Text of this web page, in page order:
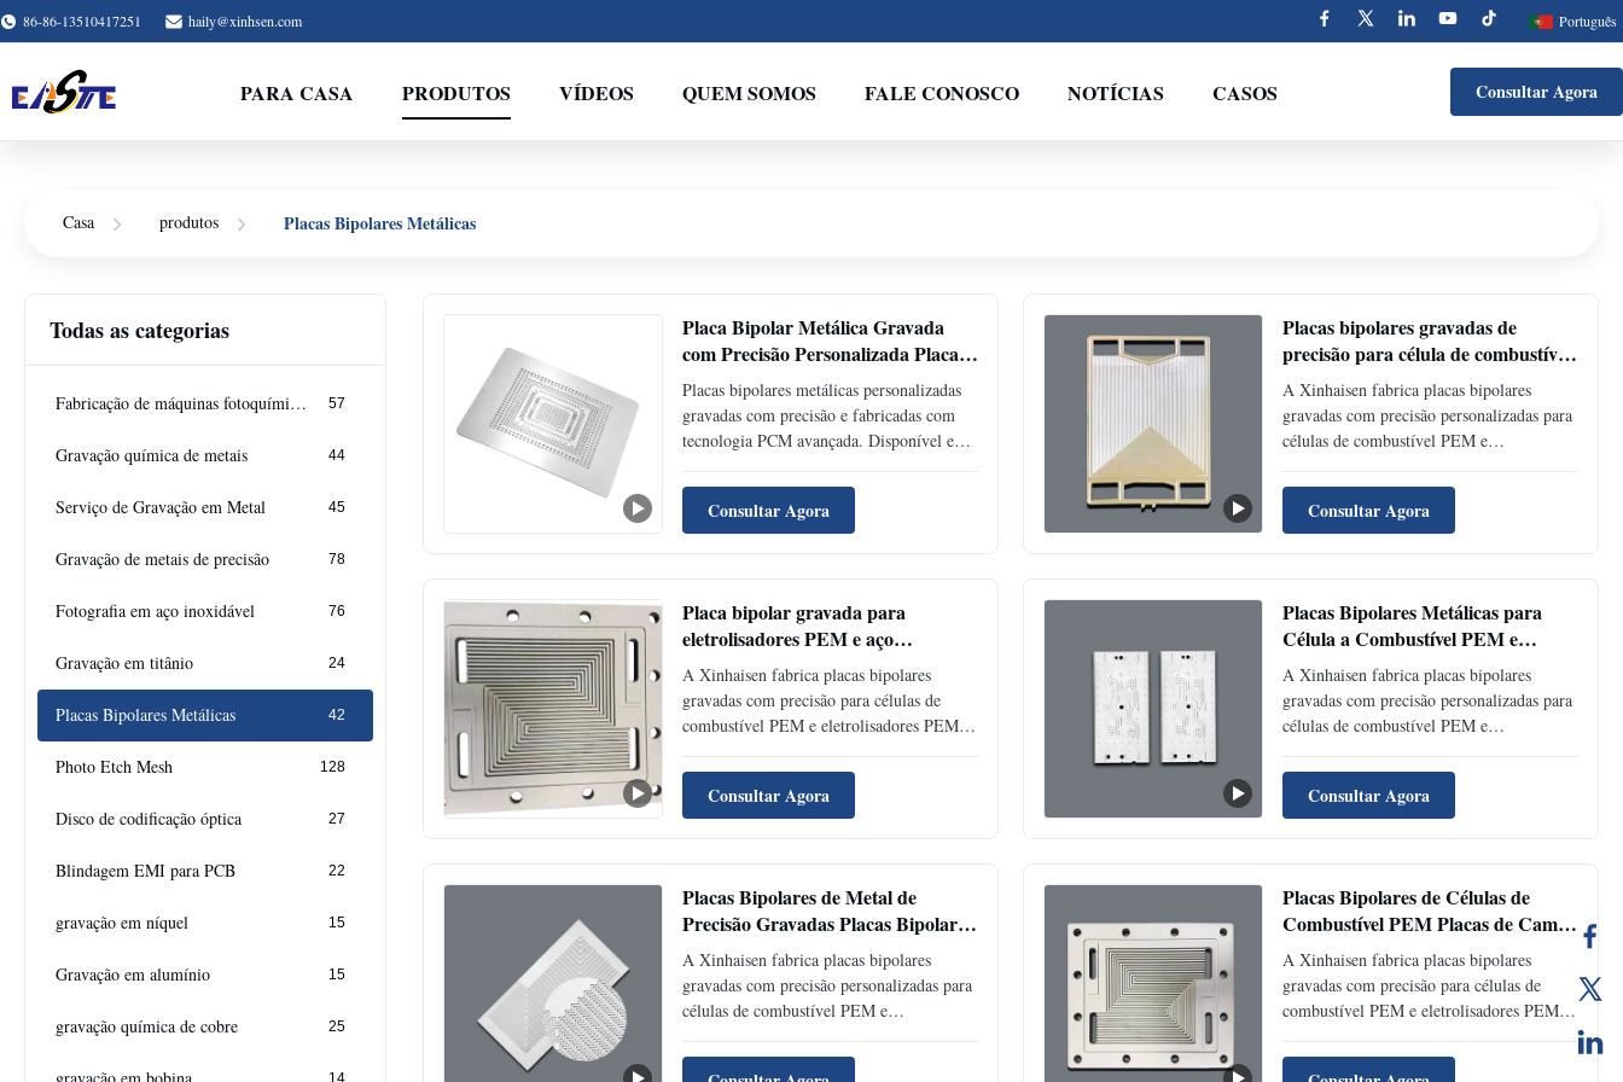
86-86-13510417251 haily@xinhsen.com Português
PARA CASA PRODUTOS VÍDEOS QUEM SOMOS FALE CONOSCO NOTÍCIAS CASOS Consultar Agora
Casa produtos Placas Bipolares Metálicas
Todas as categorias
Fabricação de máquinas fotoquímicas 57
Gravação química de metais 44
Serviço de Gravação em Metal 45
Gravação de metais de precisão 78
Fotografia em aço inoxidável 76
Gravação em titânio 24
Placas Bipolares Metálicas 42
Photo Etch Mesh 128
Disco de codificação óptica 27
Blindagem EMI para PCB 22
gravação em níquel 15
Gravação em alumínio 15
gravação química de cobre 25
14
Placa Bipolar Metálica Gravada
com Precisão Personalizada Placa
de Campo de Fluxo de Titânio 316L
para Pilha de Eletrólise de Célula a
Combustível PEM
Placas bipolares metálicas personalizadas
gravadas com precisão e fabricadas com
tecnologia PCM avançada. Disponível em
níquel com padrões complexos de campo
de fluxo. Superfície sem rebarbas e sem
tensões com tolerância de ±0,01 mm.
Consultar Agora
Placas bipolares gravadas de
precisão para célula de combustível
de hidrogénio e eletrolisador
A Xinhaisen fabrica placas bipolares
gravadas com precisão personalizadas para
células de combustível PEM e
placas bipolares de aço inoxidável, titânio
e níquel com padrões de campo de fluxo
fino, alta precisão dimensional e bordas
Consultar Agora
Placa bipolar gravada para
eletrolisadores PEM e aço
inoxidável de célula de combustível
A Xinhaisen fabrica placas bipolares
gravadas com precisão para células de
combustível PEM e eletrolisadores PEM.
materiais de aço inoxidável e titânio,
tolerâncias rígidas, superfícies sem
rebarbas e prototipagem rápida para
Consultar Agora
Placas Bipolares Metálicas para
Célula a Combustível PEM e
Eletrólise com Gravação
Personalizada
A Xinhaisen fabrica placas bipolares
gravadas com precisão personalizadas para
células de combustível PEM e
placas bipolares de aço inoxidável, titânio
e níquel com padrões de campo de fluxo
fino, alta precisão dimensional e bordas
Consultar Agora
Placas Bipolares de Metal de
Precisão Gravadas Placas Bipolares
para Células de Combustível PEM
A Xinhaisen fabrica placas bipolares
gravadas com precisão personalizadas para
células de combustível PEM e
placas bipolares de aço inoxidável, titânio
Placas Bipolares de Células de
Combustível PEM Placas de Campo
de Fluxo Gravado de Aço
Inoxidável
A Xinhaisen fabrica placas bipolares
gravadas com precisão para células de
combustível PEM e eletrolisadores PEM.
inoxidável, titânio e níquel com campos de